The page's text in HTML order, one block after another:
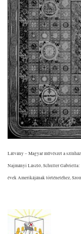
Látvány – Magyar művészet a
Najmányi László, Schuller
évek Amerikájának történetéhez,